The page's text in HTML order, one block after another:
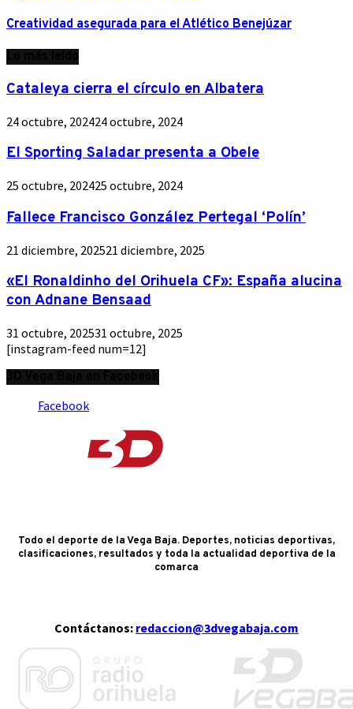
Creatividad asegurada para el Atlético Benejúzar
Cataleya cierra el círculo en Albatera
24 octubre, 202424 octubre, 2024
El Sporting Saladar presenta a Obele
25 octubre, 202425 octubre, 2024
Fallece Francisco González Pertegal ‘Polín’
21 diciembre, 202521 diciembre, 2025
«El Ronaldinho del Orihuela CF»: España alucina
con Adnane Bensaad
31 octubre, 202531 octubre, 2025
[instagram-feed num=12]
Facebook
Todo el deporte de la Vega Baja. Deportes, noticias deportivas,
clasificaciones, resultados y toda la actualidad deportiva de la
comarca
Contáctanos: redaccion@3dvegabaja.com